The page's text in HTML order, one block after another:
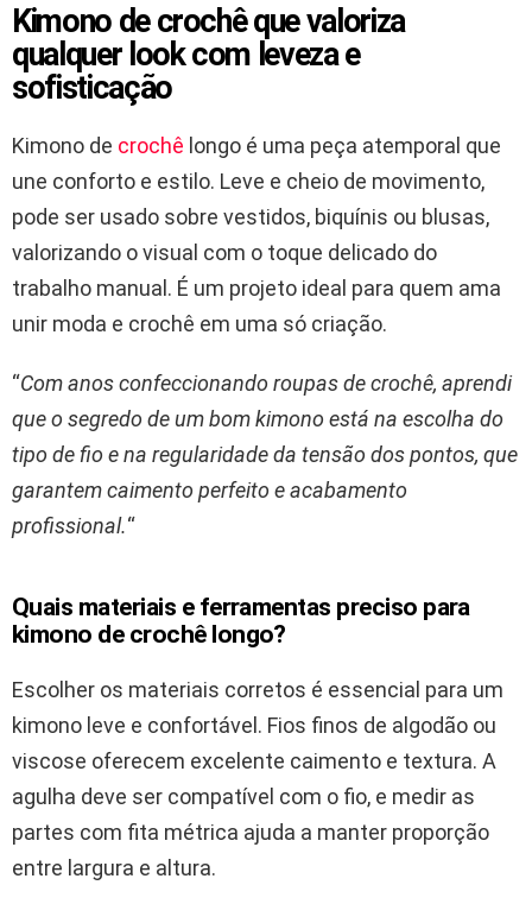
Kimono de crochê que valoriza
qualquer look com leveza e
sofisticação
Kimono de crochê longo é uma peça atemporal que
une conforto e estilo. Leve e cheio de movimento,
pode ser usado sobre vestidos, biquínis ou blusas,
valorizando o visual com o toque delicado do
trabalho manual. É um projeto ideal para quem ama
unir moda e crochê em uma só criação.
“Com anos confeccionando roupas de crochê, aprendi
que o segredo de um bom kimono está na escolha do
tipo de fio e na regularidade da tensão dos pontos, que
garantem caimento perfeito e acabamento
profissional.“
Quais materiais e ferramentas preciso para
kimono de crochê longo?
Escolher os materiais corretos é essencial para um
kimono leve e confortável. Fios finos de algodão ou
viscose oferecem excelente caimento e textura. A
agulha deve ser compatível com o fio, e medir as
partes com fita métrica ajuda a manter proporção
entre largura e altura.